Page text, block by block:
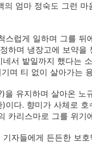
엄마 정숙도 그런
럽게 일하며 그를
하며 냉장고에 보약
서 밭일까지 했다는
며 티 없이 살아가는
유지하며 살아온
다. 향미가 사체로
카리스마로 그를 위기
자들에게 든든한 보